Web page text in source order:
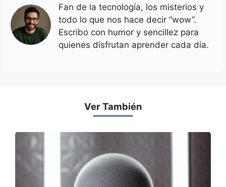
Fan de la tecnología, los misterios y
todo lo que nos hace decir “wow”.
Escribo con humor y sencillez para
quienes disfrutan aprender cada día.
Ver También